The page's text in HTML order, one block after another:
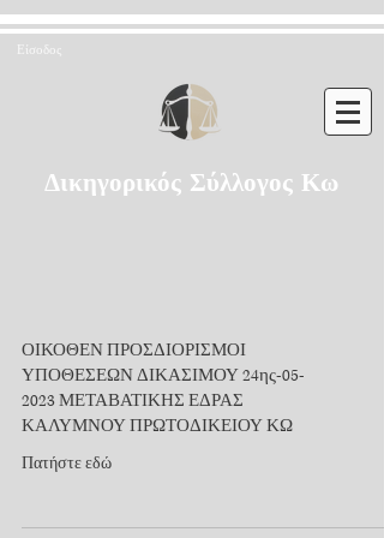
Είσοδος
Δικηγορικός Σύλλογος Κω
ΟΙΚΟΘΕΝ ΠΡΟΣΔΙΟΡΙΣΜΟΙ
ΥΠΟΘΕΣΕΩΝ ΔΙΚΑΣΙΜΟΥ 24ης-05-
2023 ΜΕΤΑΒΑΤΙΚΗΣ ΕΔΡΑΣ
ΚΑΛΥΜΝΟΥ ΠΡΩΤΟΔΙΚΕΙΟΥ ΚΩ
Πατήστε εδώ